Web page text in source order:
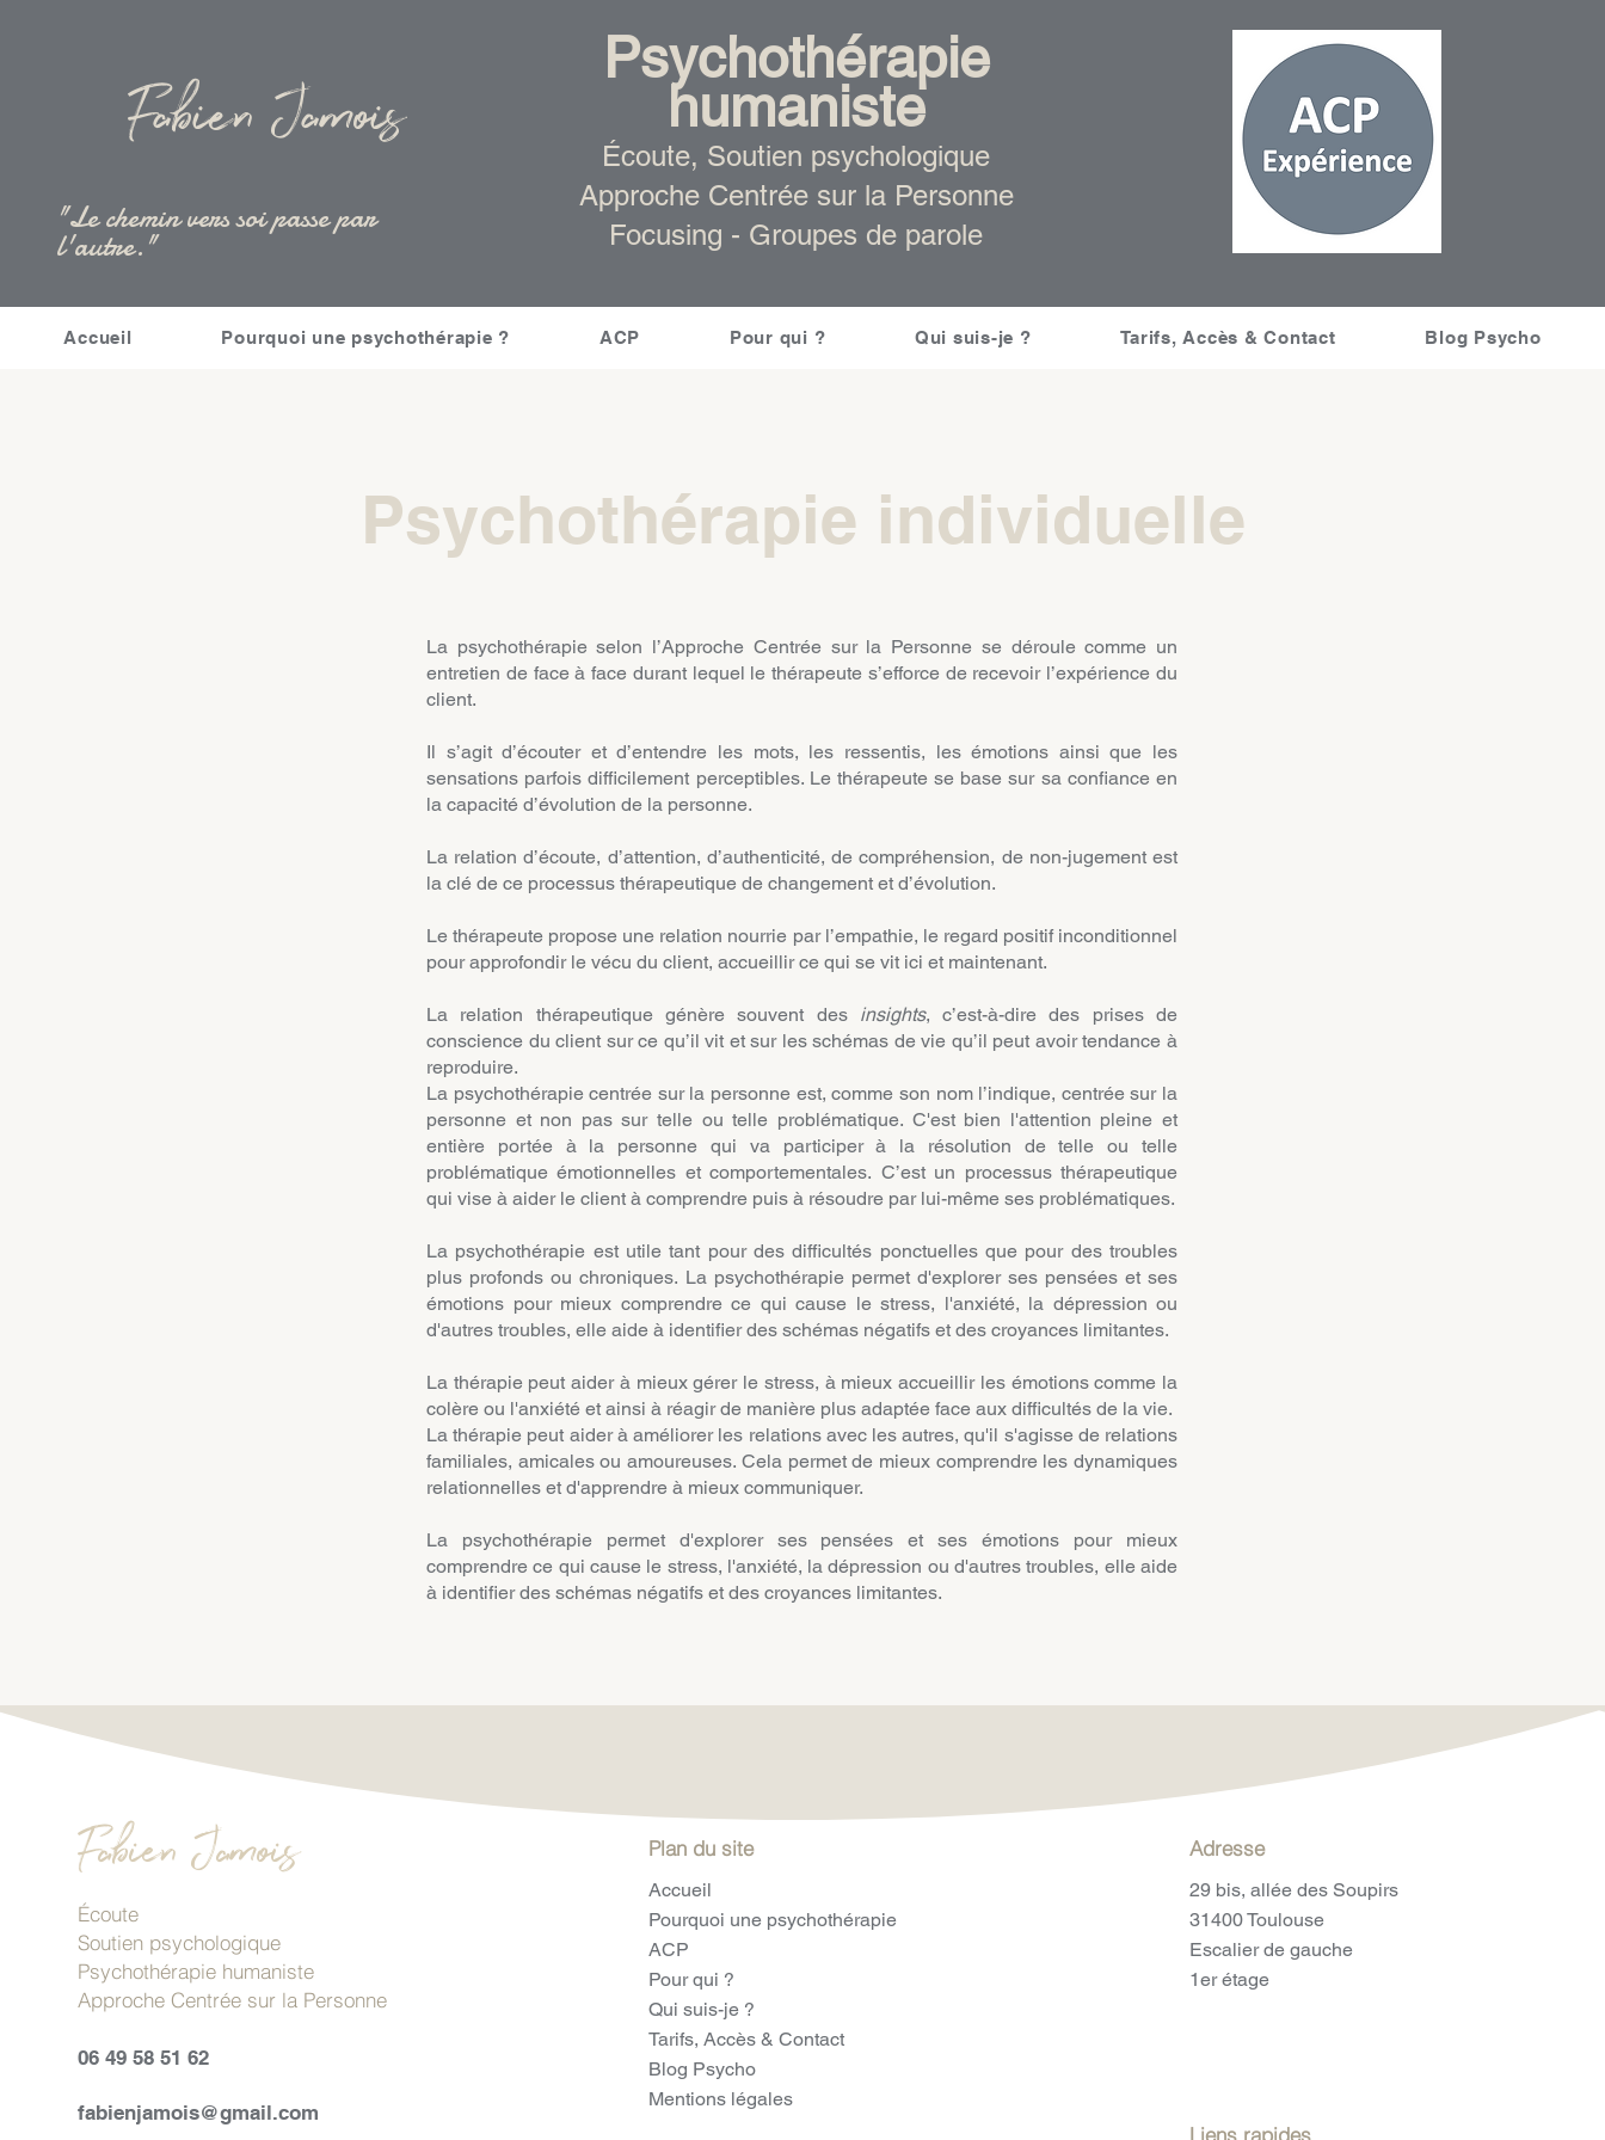
Fabien Jamois
"Le chemin vers soi passe par
l'autre."
Psychothérapie
humaniste
Écoute, Soutien psychologique
Approche Centrée sur la Personne
Focusing - Groupes de parole
Accueil Pourquoi une psychothérapie ? ACP Pour qui ? Qui suis-je ? Tarifs, Accès & Contact Blog Psycho
Psychothérapie individuelle
La psychothérapie selon l’Approche Centrée sur la Personne se déroule comme un
entretien de face à face durant lequel le thérapeute s’efforce de recevoir l’expérience du
client.
Il s’agit d’écouter et d’entendre les mots, les ressentis, les émotions ainsi que les
sensations parfois difficilement perceptibles. Le thérapeute se base sur sa confiance en
la capacité d’évolution de la personne.
La relation d’écoute, d’attention, d’authenticité, de compréhension, de non-jugement est
la clé de ce processus thérapeutique de changement et d’évolution.
Le thérapeute propose une relation nourrie par l’empathie, le regard positif inconditionnel
pour approfondir le vécu du client, accueillir ce qui se vit ici et maintenant.
La relation thérapeutique génère souvent des insights, c’est-à-dire des prises de
conscience du client sur ce qu’il vit et sur les schémas de vie qu’il peut avoir tendance à
reproduire.
La psychothérapie centrée sur la personne est, comme son nom l’indique, centrée sur la
personne et non pas sur telle ou telle problématique. C'est bien l'attention pleine et
entière portée à la personne qui va participer à la résolution de telle ou telle
problématique émotionnelles et comportementales. C’est un processus thérapeutique
qui vise à aider le client à comprendre puis à résoudre par lui-même ses problématiques.
La psychothérapie est utile tant pour des difficultés ponctuelles que pour des troubles
plus profonds ou chroniques. La psychothérapie permet d'explorer ses pensées et ses
émotions pour mieux comprendre ce qui cause le stress, l'anxiété, la dépression ou
d'autres troubles, elle aide à identifier des schémas négatifs et des croyances limitantes.
La thérapie peut aider à mieux gérer le stress, à mieux accueillir les émotions comme la
colère ou l'anxiété et ainsi à réagir de manière plus adaptée face aux difficultés de la vie.
La thérapie peut aider à améliorer les relations avec les autres, qu'il s'agisse de relations
familiales, amicales ou amoureuses. Cela permet de mieux comprendre les dynamiques
relationnelles et d'apprendre à mieux communiquer.
La psychothérapie permet d'explorer ses pensées et ses émotions pour mieux
comprendre ce qui cause le stress, l'anxiété, la dépression ou d'autres troubles, elle aide
à identifier des schémas négatifs et des croyances limitantes.
Fabien Jamois
Écoute
Soutien psychologique
Psychothérapie humaniste
Approche Centrée sur la Personne
06 49 58 51 62
fabienjamois@gmail.com
Plan du site
Accueil
Pourquoi une psychothérapie
ACP
Pour qui ?
Qui suis-je ?
Tarifs, Accès & Contact
Blog Psycho
Mentions légales
Adresse
29 bis, allée des Soupirs
31400 Toulouse
Escalier de gauche
1er étage
Liens rapides